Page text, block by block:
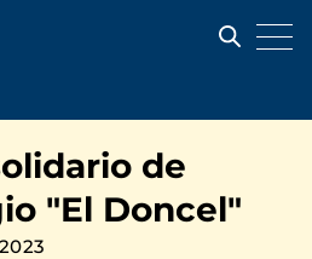
de
"El Doncel"